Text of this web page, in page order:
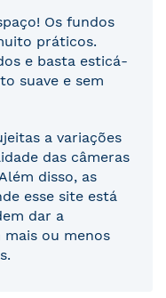
Os fundos
práticos.
e basta esticá-
suave e sem
a variações
das câmeras
disso, as
esse site está
dar a
mais ou menos